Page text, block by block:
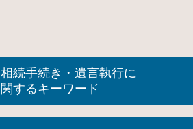
相続手続き・遺言執行に
関するキーワード